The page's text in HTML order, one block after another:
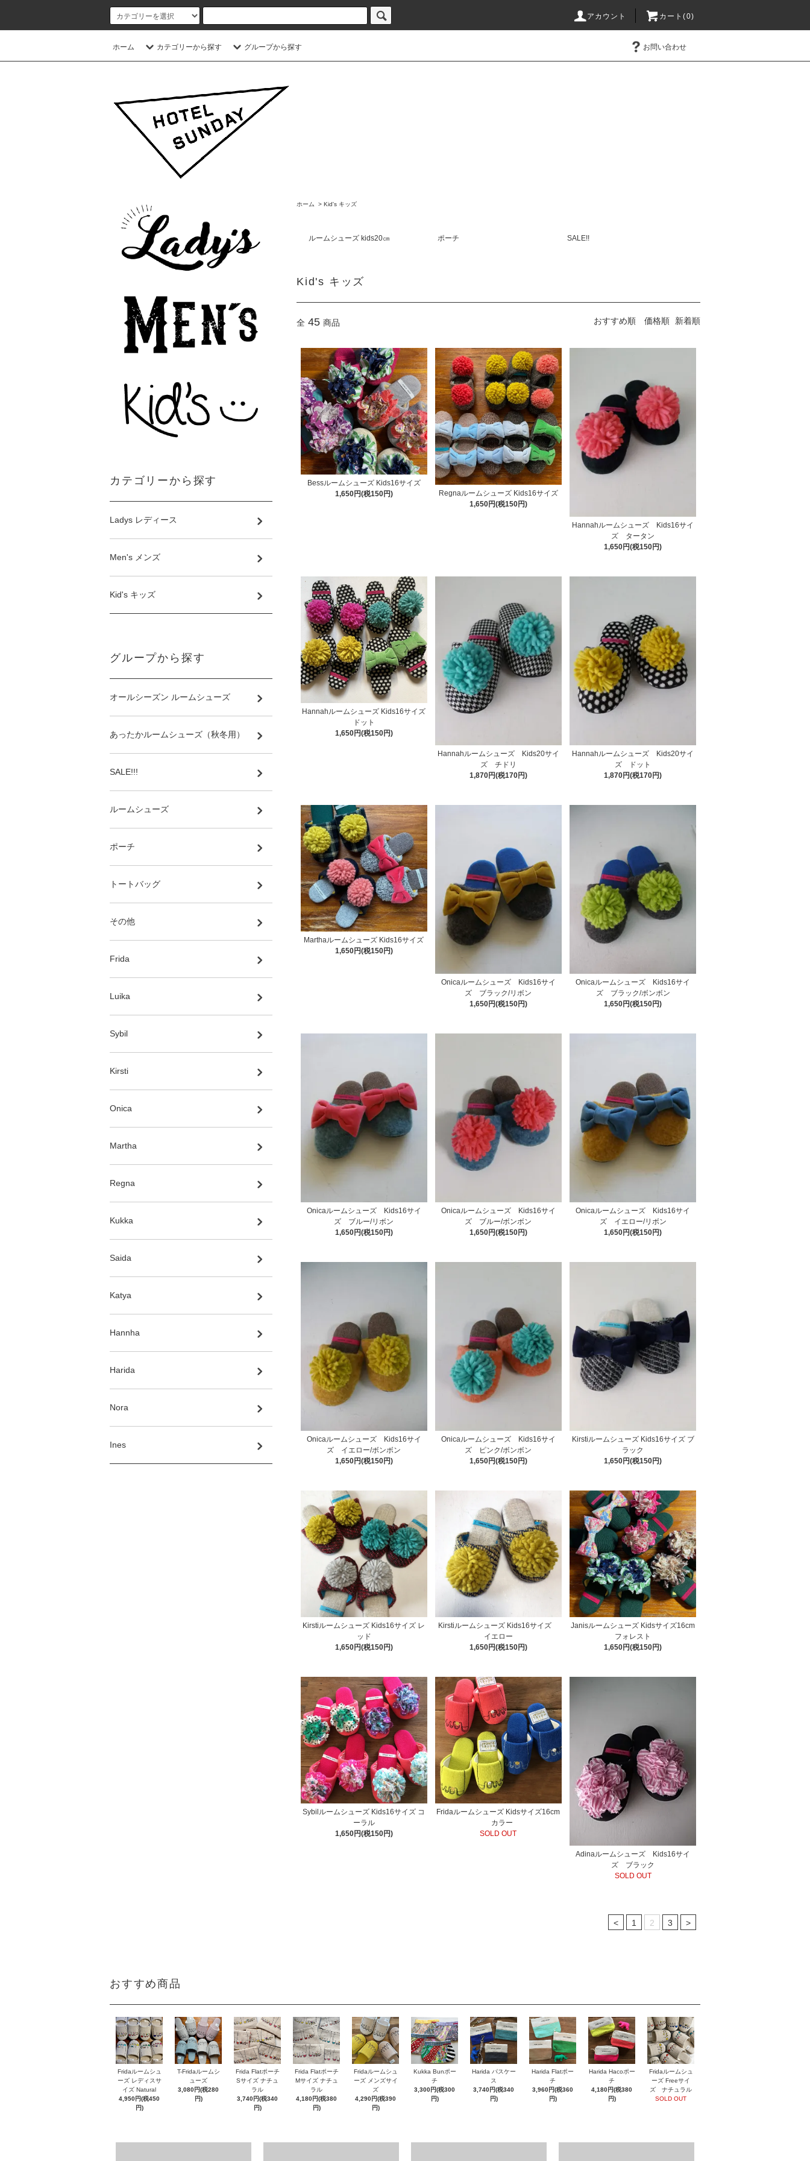
アカウント カート(0)
ホーム カテゴリーから探す グループから探す お問い合わせ
ホーム > Kid's キッズ
ルームシューズ kids20㎝ ポーチ SALE!!
Kid's キッズ
全 45 商品 おすすめ順 価格順 新着順
Bessルームシューズ Kids16サイズ
1,650円(税150円)
Regnaルームシューズ Kids16サイズ
1,650円(税150円)
Hannahルームシューズ Kids16サイ
ズ タータン
1,650円(税150円)
Hannahルームシューズ Kids16サイズ
ドット
1,650円(税150円)
Hannahルームシューズ Kids20サイ
ズ チドリ
1,870円(税170円)
Hannahルームシューズ Kids20サイ
ズ ドット
1,870円(税170円)
Marthaルームシューズ Kids16サイズ
1,650円(税150円)
Onicaルームシューズ Kids16サイ
ズ ブラック/リボン
1,650円(税150円)
Onicaルームシューズ Kids16サイ
ズ ブラック/ボンボン
1,650円(税150円)
Onicaルームシューズ Kids16サイ
ズ ブルー/リボン
1,650円(税150円)
Onicaルームシューズ Kids16サイ
ズ ブルー/ボンボン
1,650円(税150円)
Onicaルームシューズ Kids16サイ
ズ イエロー/リボン
1,650円(税150円)
Onicaルームシューズ Kids16サイ
ズ イエロー/ボンボン
1,650円(税150円)
Onicaルームシューズ Kids16サイ
ズ ピンク/ボンボン
1,650円(税150円)
Kirstiルームシューズ Kids16サイズ ブ
ラック
1,650円(税150円)
Kirstiルームシューズ Kids16サイズ レ
ッド
1,650円(税150円)
Kirstiルームシューズ Kids16サイズ
イエロー
1,650円(税150円)
Janisルームシューズ Kidsサイズ16cm
フォレスト
1,650円(税150円)
Sybilルームシューズ Kids16サイズ コ
ーラル
1,650円(税150円)
Fridaルームシューズ Kidsサイズ16cm
カラー
SOLD OUT
Adinaルームシューズ Kids16サイ
ズ ブラック
SOLD OUT
< 1 2 3 >
カテゴリーから探す
Ladys レディース
Men's メンズ
Kid's キッズ
グループから探す
オールシーズン ルームシューズ
あったかルームシューズ（秋冬用）
SALE!!!
ルームシューズ
ポーチ
トートバッグ
その他
Frida
Luika
Sybil
Kirsti
Onica
Martha
Regna
Kukka
Saida
Katya
Hannha
Harida
Nora
Ines
おすすめ商品
Fridaルームシュ
ーズ レディスサ
イズ Natural
4,950円(税450
円)
T-Fridaルームシ
ューズ
3,080円(税280
円)
Frida Flatポーチ
Sサイズ ナチュ
ラル
3,740円(税340
円)
Frida Flatポーチ
Mサイズ ナチュ
ラル
4,180円(税380
円)
Fridaルームシュ
ーズ メンズサイ
ズ
4,290円(税390
円)
Kukka Bunポー
チ
3,300円(税300
円)
Harida パスケー
ス
3,740円(税340
円)
Harida Flatポー
チ
3,960円(税360
円)
Harida Hacoポー
チ
4,180円(税380
円)
Fridaルームシュ
ーズ Freeサイ
ズ ナチュラル
SOLD OUT